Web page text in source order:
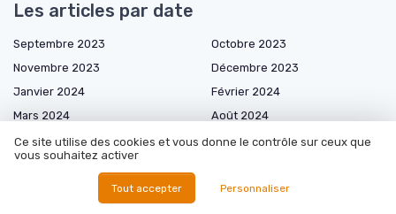
Les articles par date
Septembre 2023
Octobre 2023
Novembre 2023
Décembre 2023
Janvier 2024
Février 2024
Mars 2024
Août 2024
Septembre 2024
Octobre 2024
Décembre 2024
Mars 2025
Ce site utilise des cookies et vous donne le contrôle sur ceux que
vous souhaitez activer
Tout accepter Personnaliser